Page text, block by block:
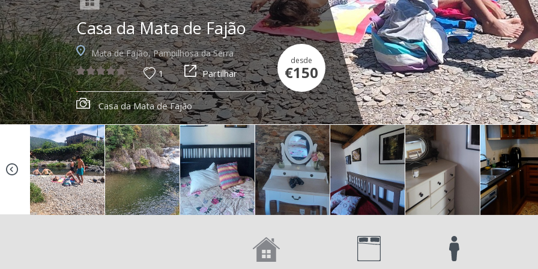
Casa da Mata de Fajão
Mata de Fajão, Pampilhosa da Serra
1 Partilhar
desde
€150
Casa da Mata de Fajão